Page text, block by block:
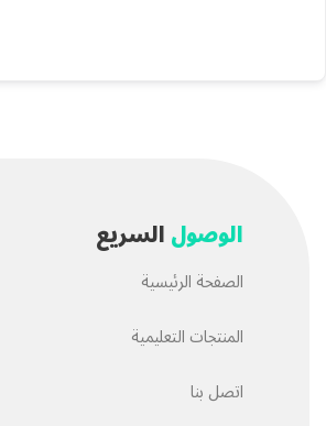
الوصولالسريع
الصفحة الرئيسية
المنتجات التعليمية
اتصل بنا